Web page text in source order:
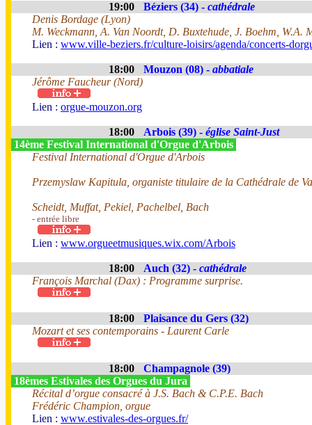
19:00 Béziers (34) - cathédrale
Denis Bordage (Lyon)
M. Weckmann, A. Van Noordt, D. Buxtehude, J. Boehm, W.A.
Lien : www.ville-beziers.fr/culture-loisirs/agenda/concerts-
18:00 Mouzon (08) - abbatiale
Jérôme Faucheur (Nord)
Lien : orgue-mouzon.org
18:00 Arbois (39) - église Saint-Just
14ème Festival International d'Orgue d'Arbois
Festival International d'Orgue d'Arbois
Przemyslaw Kapitula, organiste titulaire de la Cathédrale de
Scheidt, Muffat, Pekiel, Pachelbel, Bach
- entrée libre
Lien : www.orgueetmusiques.wix.com/Arbois
18:00 Auch (32) - cathédrale
François Marchal (Dax) : Programme surprise.
18:00
Plaisance du Gers (32)
Mozart et ses contemporains - Laurent Carle
18:00
Champagnole (39)
18èmes Estivales des Orgues du Jura
Récital d’orgue consacré à J.S. Bach & C.P.E. Bach
Frédéric Champion, orgue
Lien : www.estivales-des-orgues.fr/